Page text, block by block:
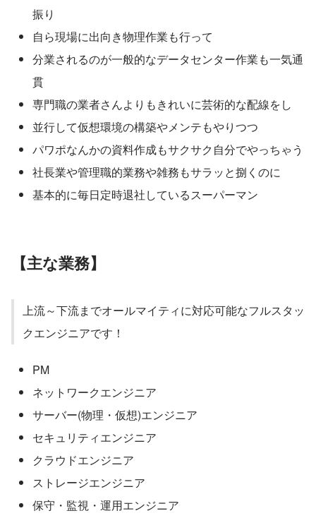
振り
自ら現場に出向き物理作業も行って
分業されるのが一般的なデータセンター作業も一気通
貫
専門職の業者さんよりもきれいに芸術的な配線をし
並行して仮想環境の構築やメンテもやりつつ
パワポなんかの資料作成もサクサク自分でやっちゃう
社長業や管理職的業務や雑務もサラッと捌くのに
基本的に毎日定時退社しているスーパーマン
【主な業務】
上流～下流までオールマイティに対応可能なフルスタッ
クエンジニアです！
PM
ネットワークエンジニア
サーバー(物理・仮想)エンジニア
セキュリティエンジニア
クラウドエンジニア
ストレージエンジニア
保守・監視・運用エンジニア